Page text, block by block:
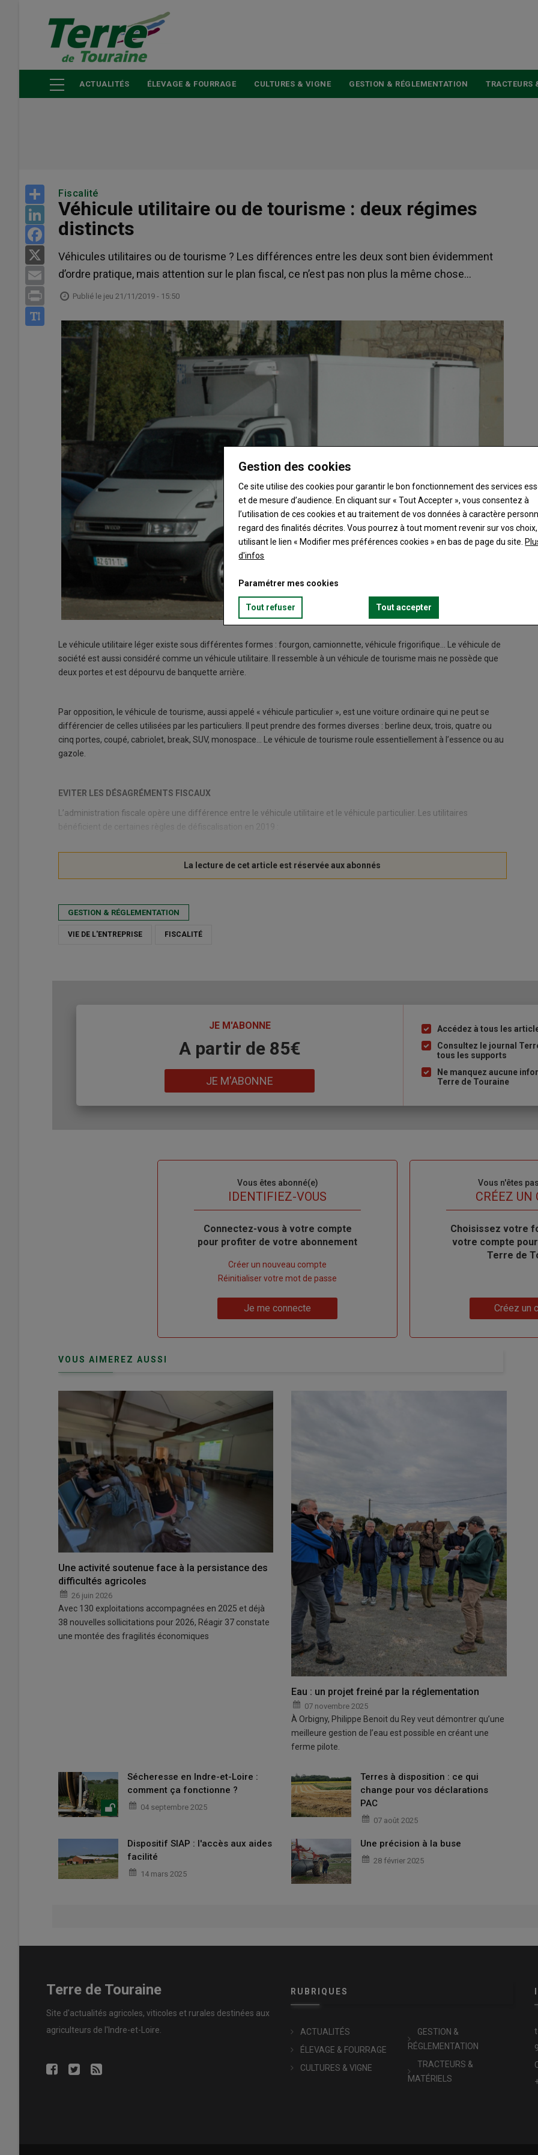
principal
ACTUALITÉS ÉLEVAGE & FOURRAGE CULTURES & VIGNE GESTION & RÉGLEMENTATION TRACTEURS
Share
LinkedIn
Facebook
Email
Print
Fiscalité
Véhicule utilitaire ou de tourisme : deux régimes
distincts
Véhicules utilitaires ou de tourisme ? Les différences entre les deux sont bien évidemment
d’ordre pratique, mais attention sur le plan fiscal, ce n’est pas non plus la même chose…
Publié le jeu 21/11/2019 - 15:50
Le véhicule utilitaire léger existe sous différentes formes : fourgon, camionnette, véhicule frigorifique… Le véhicule de
société est aussi considéré comme un véhicule utilitaire. Il ressemble à un véhicule de tourisme mais ne possède que
deux portes et est dépourvu de banquette arrière.
Par opposition, le véhicule de tourisme, aussi appelé « véhicule particulier », est une voiture ordinaire qui ne peut se
différencier de celles utilisées par les particuliers. Il peut prendre des formes diverses : berline deux, trois, quatre ou
cinq portes, coupé, cabriolet, break, SUV, monospace… Le véhicule de tourisme roule essentiellement à l’essence ou au
gazole.
EVITER LES DÉSAGRÉMENTS FISCAUX
L’administration fiscale opère une différence entre le véhicule utilitaire et le véhicule particulier. Les utilitaires
bénéficient de certaines règles de défiscalisation en 2019 :
GESTION & RÉGLEMENTATION
VIE DE L'ENTREPRISE FISCALITÉ
JE M'ABONNE
A partir de 85€
JE M'ABONNE
Liste
à
puce
Accédez à tous les
Consultez le journal
tous les supports
Ne manquez aucune
Terre de Touraine
Vous êtes abonné(e)
IDENTIFIEZ-VOUS
Body
Connectez-vous à votre compte
pour profiter de votre abonnement
compte"
Créer un nouveau compte
Réinitialiser votre mot de passe
Je me connecte
Vous n'êtes
TITRECRÉEZ UN
Body
Choisissez votre
votre compte
Terre de
Créez un
VOUS AIMEREZ AUSSI
Une activité soutenue face à la persistance des
difficultés agricoles
26 juin 2026
Avec 130 exploitations accompagnées en 2025 et déjà
38 nouvelles sollicitations pour 2026, Réagir 37 constate
une montée des fragilités économiques
Eau : un projet freiné par la réglementation
07 novembre 2025
À Orbigny, Philippe Benoit du Rey veut démontrer qu’une
meilleure gestion de l’eau est possible en créant une
ferme pilote.
Sécheresse en Indre-et-Loire :
comment ça fonctionne ?
04 septembre 2025
Terres à disposition : ce qui
change pour vos déclarations
PAC
07 août 2025
Dispositif SIAP : l'accès aux aides
facilité
14 mars 2025
Une précision à la buse
28 février 2025
Terre de Touraine
Site d'actualités agricoles, viticoles et rurales destinées aux
agriculteurs de l'Indre-et-Loire.
RUBRIQUES
ACTUALITÉS
ÉLEVAGE & FOURRAGE
CULTURES & VIGNE
GESTION &
RÉGLEMENTATION
TRACTEURS &
MATÉRIELS
Gestion des cookies
Ce site utilise des cookies pour garantir le bon fonctionnement des services
et de mesure d’audience. En cliquant sur « Tout Accepter », vous consentez à
l’utilisation de ces cookies et au traitement de vos données à caractère
regard des finalités décrites. Vous pourrez à tout moment revenir sur vos
utilisant le lien « Modifier mes préférences cookies » en bas de page du site.
d'infos
Paramétrer mes cookies
Tout refuser Tout accepter